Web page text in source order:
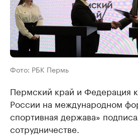
Фото: РБК Пермь
Пермский край и Федерация
России на международном
спортивная держава»
сотрудничестве.